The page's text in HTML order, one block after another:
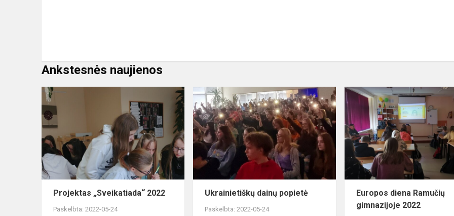
Ankstesnės naujienos
Projektas „Sveikatiada“ 2022
Paskelbta: 2022-05-24
Ukrainietiškų dainų popietė
Paskelbta: 2022-05-24
Europos diena Ramučių
gimnazijoje 2022